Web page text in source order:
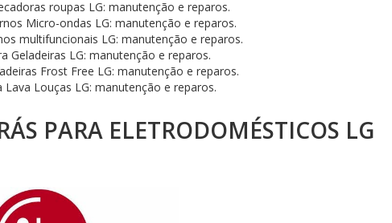
roupas LG: manutenção e reparos.
Micro-ondas LG: manutenção e reparos.
multifuncionais LG: manutenção e reparos.
Geladeiras LG: manutenção e reparos.
Frost Free LG: manutenção e reparos.
Lava Louças LG: manutenção e reparos.
PARA ELETRODOMÉSTICOS LG